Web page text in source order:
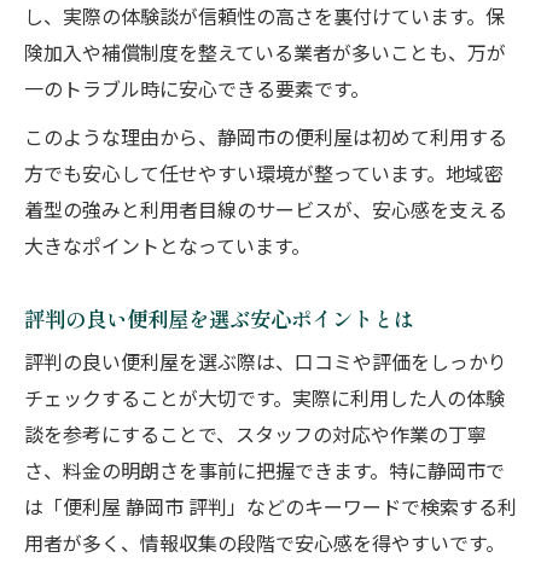
静岡市で便利屋を選ぶ際の安心感チェック
法
損害保険加入の有無が安心感に与える影響
相談時に確認したい便利屋の信頼できる特
徴
初めてでも安心な便利屋の依頼手順を紹介
初めてでも安心な便利屋利用のコツ
静岡市で初心者が便利屋を選ぶ安心な手順
安心感が高い便利屋の利用方法を詳しく解
説
初回相談で安心感を得るための便利屋活用
術
便利屋利用初心者が安心できるポイント紹
し、実際の体験談が信頼性の高さを裏付けています。保
険加入や補償制度を整えている業者が多いことも、万が
一のトラブル時に安心できる要素です。
このような理由から、静岡市の便利屋は初めて利用する
方でも安心して任せやすい環境が整っています。地域密
着型の強みと利用者目線のサービスが、安心感を支える
大きなポイントとなっています。
評判の良い便利屋を選ぶ安心ポイントとは
評判の良い便利屋を選ぶ際は、口コミや評価をしっかり
チェックすることが大切です。実際に利用した人の体験
談を参考にすることで、スタッフの対応や作業の丁寧
さ、料金の明朗さを事前に把握できます。特に静岡市で
は「便利屋 静岡市 評判」などのキーワードで検索する利
用者が多く、情報収集の段階で安心感を得やすいです。